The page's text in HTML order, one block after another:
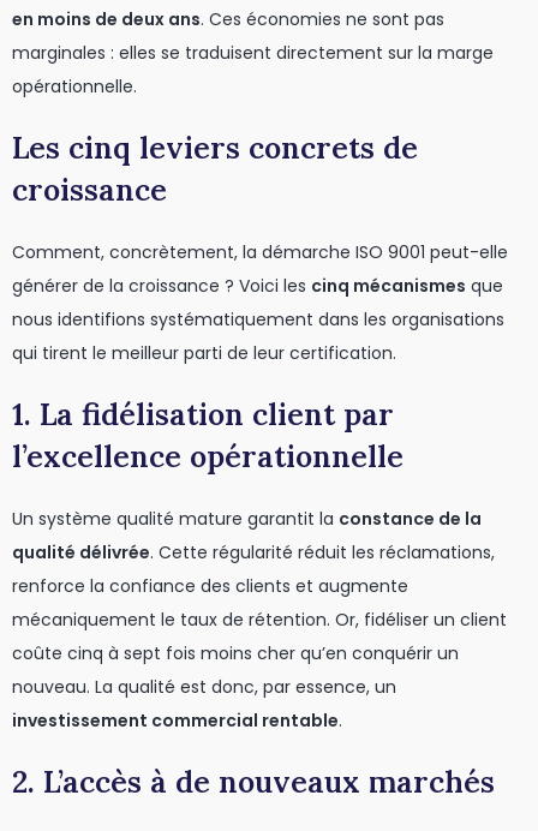
en moins de deux ans. Ces économies ne sont pas
marginales : elles se traduisent directement sur la marge
opérationnelle.
Les cinq leviers concrets de
croissance
Comment, concrètement, la démarche ISO 9001 peut-elle
générer de la croissance ? Voici les cinq mécanismes que
nous identifions systématiquement dans les organisations
qui tirent le meilleur parti de leur certification.
1. La fidélisation client par
l’excellence opérationnelle
Un système qualité mature garantit la constance de la
qualité délivrée. Cette régularité réduit les réclamations,
renforce la confiance des clients et augmente
mécaniquement le taux de rétention. Or, fidéliser un client
coûte cinq à sept fois moins cher qu’en conquérir un
nouveau. La qualité est donc, par essence, un
investissement commercial rentable.
2. L’accès à de nouveaux marchés